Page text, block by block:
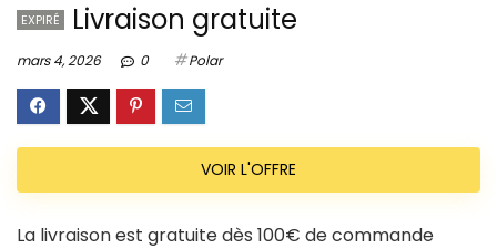
EXPIRÉ Livraison gratuite
mars 4, 2026 0 Polar
VOIR L'OFFRE
La livraison est gratuite dès 100€ de commande